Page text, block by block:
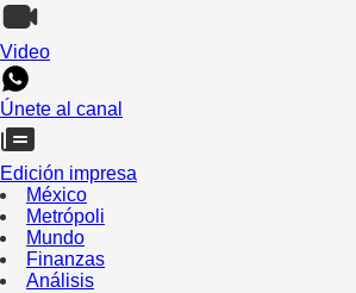
Video
Únete al canal
Edición impresa
México
Metrópoli
Mundo
Finanzas
Análisis